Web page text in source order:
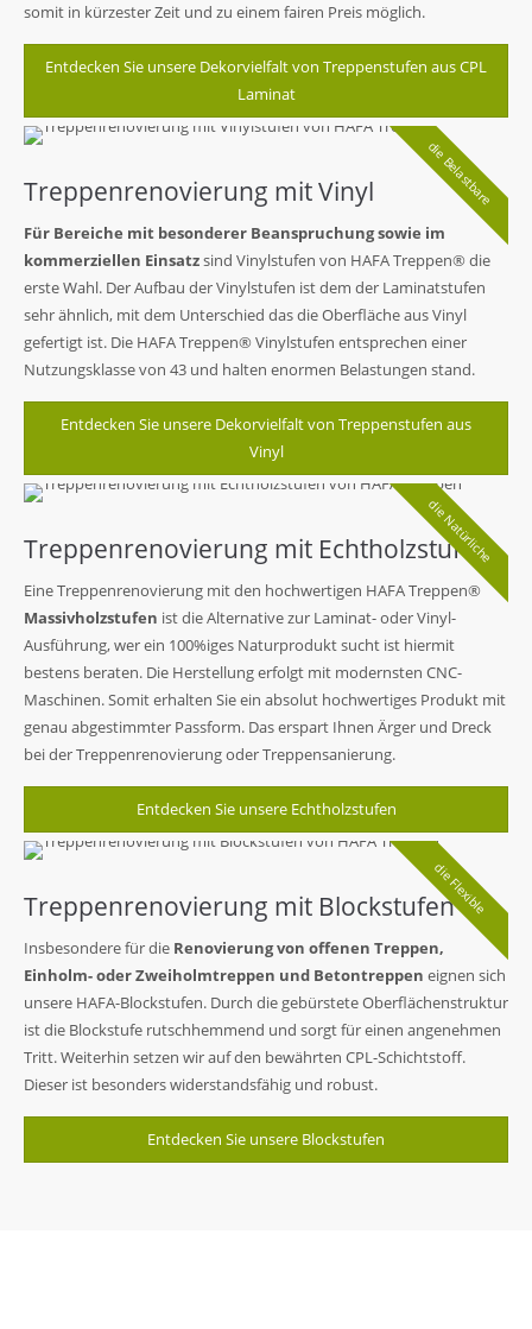
somit in kürzester Zeit und zu einem fairen Preis möglich.
Entdecken Sie unsere Dekorvielfalt von Treppenstufen aus CPL
Laminat
die Belastbare
Treppenrenovierung mit Vinyl
Für Bereiche mit besonderer Beanspruchung sowie im
kommerziellen Einsatzsind Vinylstufen von HAFA Treppen® die
erste Wahl. Der Aufbau der Vinylstufen ist dem der Laminatstufen
sehr ähnlich, mit dem Unterschied das die Oberfläche aus Vinyl
gefertigt ist. Die HAFA Treppen® Vinylstufen entsprechen einer
Nutzungsklasse von 43 und halten enormen Belastungen stand.
Entdecken Sie unsere Dekorvielfalt von Treppenstufen aus
Vinyl
die Natürliche
Treppenrenovierung mit Echtholzstufen
Eine Treppenrenovierung mit den hochwertigen HAFA Treppen®
Massivholzstufen ist die Alternative zur Laminat- oder Vinyl-
Ausführung, wer ein 100%iges Naturprodukt sucht ist hiermit
bestens beraten. Die Herstellung erfolgt mit modernsten CNC-
Maschinen. Somit erhalten Sie ein absolut hochwertiges Produkt mit
genau abgestimmter Passform. Das erspart Ihnen Ärger und Dreck
bei der Treppenrenovierung oder Treppensanierung.
Entdecken Sie unsere Echtholzstufen
die Flexible
Treppenrenovierung mit Blockstufen
Insbesondere für die Renovierung von offenen Treppen,
Einholm- oder Zweiholmtreppen und Betontreppen eignen sich
unsere HAFA-Blockstufen. Durch die gebürstete Oberflächenstruktur
ist die Blockstufe rutschhemmend und sorgt für einen angenehmen
Tritt. Weiterhin setzen wir auf den bewährten CPL-Schichtstoff.
Dieser ist besonders widerstandsfähig und robust.
Entdecken Sie unsere Blockstufen